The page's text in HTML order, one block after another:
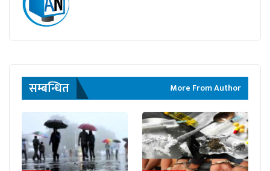
सम्बन्धित More From Author